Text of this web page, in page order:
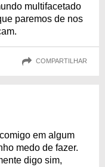
multifacetado
paremos de nos
COMPARTILHAR
em algum
medo de fazer.
digo sim,